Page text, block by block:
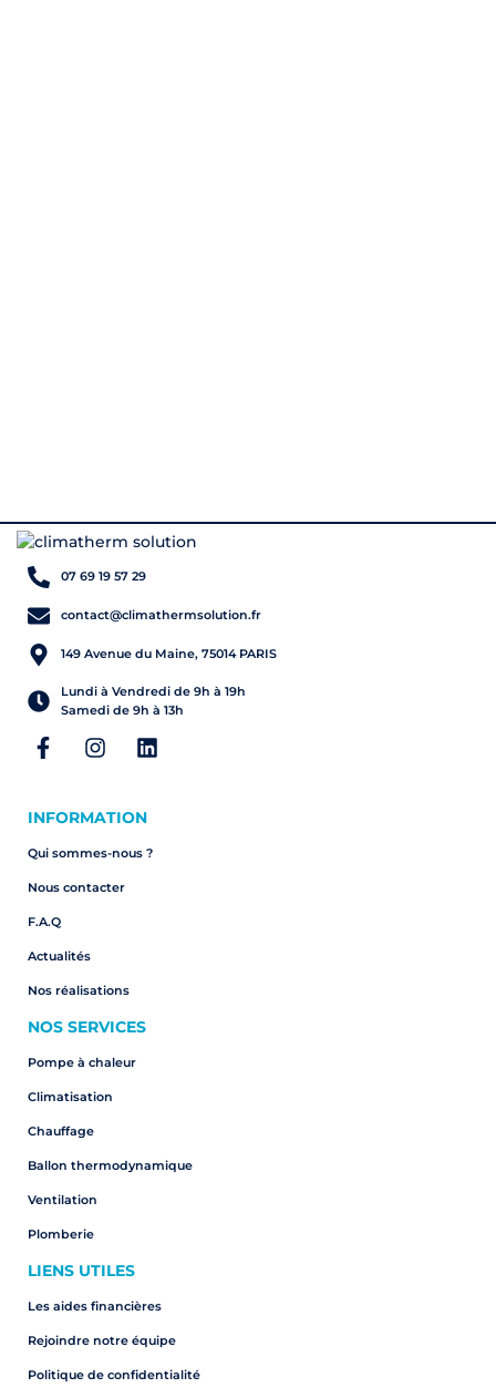
07 69 19 57 29
contact@climathermsolution.fr
149 Avenue du Maine, 75014 PARIS
Lundi à Vendredi de 9h à 19h
Samedi de 9h à 13h
INFORMATION
Qui sommes-nous ?
Nous contacter
F.A.Q
Actualités
Nos réalisations
NOS SERVICES
Pompe à chaleur
Climatisation
Chauffage
Ballon thermodynamique
Ventilation
Plomberie
LIENS UTILES
Les aides financières
Rejoindre notre équipe
Politique de confidentialité